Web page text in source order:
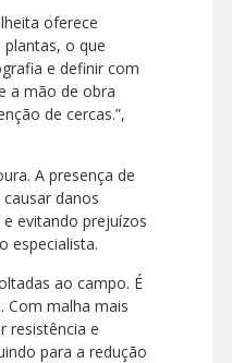
oferece
o que
e definir com
a mão de obra
de cercas.”,
A presença de
danos
evitando prejuízos
especialista.
ao campo. É
Com malha mais
resistência e
para a redução